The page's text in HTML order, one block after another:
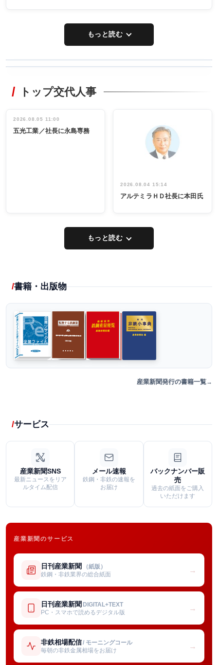
もっと読む
非鉄業界で
インタビュ
ー／社内ア
タックトレー
祝う 業界関
係者ら220人
出席
トップ交代人事
2026.08.05 11:00
五光工業／社長に永島専務
2026.08.04 15:14
アルテミラＨＤ社長に本田氏
もっと読む
書籍・出版物
産業新聞発行の書籍一覧
サービス
産業新聞SNS
最新ニュースをリア
ルタイム配信
メール速報
鉄鋼・非鉄の速報を
お届け
バックナンバー販
売
過去の紙面をご購入
いただけます
産業新聞のサービス
日刊産業新聞 （紙版）
鉄鋼・非鉄業界の総合紙面
→
日刊産業新聞 DIGITAL+TEXT
PC・スマホで読めるデジタル版
→
非鉄相場配信/ モーニングコール
毎朝の非鉄金属相場をお届け
→